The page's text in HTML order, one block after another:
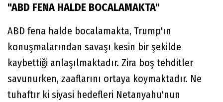
"ABD FENA HALDE BOCALAMAKTA"
ABD fena halde bocalamakta, Trump'ın
konuşmalarından savaşı kesin bir şekilde
kaybettiği anlaşılmaktadır. Zira boş tehditler
savunurken, zaaflarını ortaya koymaktadır. Ne
tuhaftır ki siyasi hedefleri Netanyahu'nun